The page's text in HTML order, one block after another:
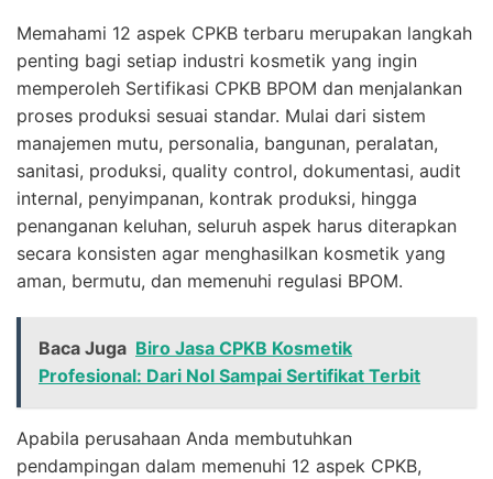
Memahami 12 aspek CPKB terbaru merupakan langkah
penting bagi setiap industri kosmetik yang ingin
memperoleh Sertifikasi CPKB BPOM dan menjalankan
proses produksi sesuai standar. Mulai dari sistem
manajemen mutu, personalia, bangunan, peralatan,
sanitasi, produksi, quality control, dokumentasi, audit
internal, penyimpanan, kontrak produksi, hingga
penanganan keluhan, seluruh aspek harus diterapkan
secara konsisten agar menghasilkan kosmetik yang
aman, bermutu, dan memenuhi regulasi BPOM.
Baca Juga Biro Jasa CPKB Kosmetik
Profesional: Dari Nol Sampai Sertifikat Terbit
Apabila perusahaan Anda membutuhkan
pendampingan dalam memenuhi 12 aspek CPKB,